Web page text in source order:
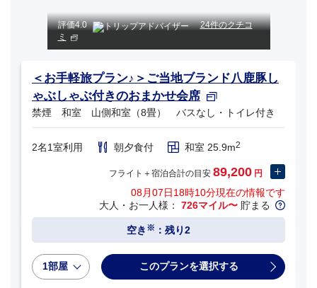
評価4.0
24件のクチコ
ミ
＜お手軽旅プラン♪＞ご当地ブランド八鹿豚し
ゃぶしゃぶ付きのおまかせ会席
禁煙 和室 山側和室（8畳） バスなし・トイレ付き
2名1室利用 朝夕食付 和室 25.9m2
フライト＋宿泊合計の目安 89,200 円
08月07日18時10分現在の情報です
大人・お一人様： 726マイル〜 貯まる
空き ※ ：残り2
1部屋